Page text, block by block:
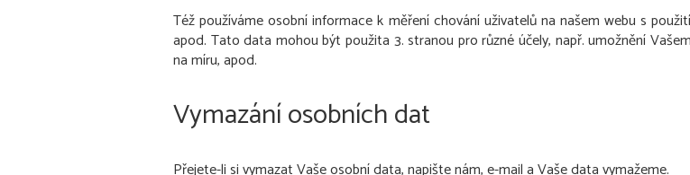
Též používáme osobní informace k měření chování uživatelů na našem webu s
apod. Tato data mohou být použita 3. stranou pro různé účely, např. umožnění
na míru, apod.
Vymazání osobních dat
Přejete-li si vymazat Vaše osobní data, napište nám, e-mail a Vaše data vymažeme.